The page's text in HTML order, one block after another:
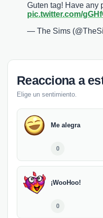
Guten tag! Have any
pic.twitter.com/
— The Sims
Reacciona a
Elige un sentimiento.
Me alegra
0
¡WooHoo!
0